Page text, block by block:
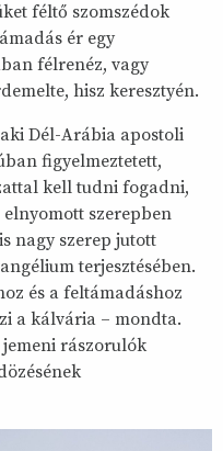
féltő szomszédok
ér egy
félrenéz, vagy
hisz keresztyén.
Dél-Arábia apostoli
figyelmeztetett,
kell tudni fogadni,
szerepben
nagy szerep jutott
terjesztésében.
és a feltámadáshoz
a kálvária – mondta.
rászorulók